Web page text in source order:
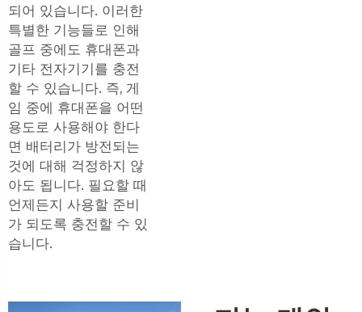
되어 있습니다. 이러한
특별한 기능들로 인해
골프 중에도 휴대폰과
기타 전자기기를 충전
할 수 있습니다. 즉, 게
임 중에 휴대폰을 어떤
용도로 사용해야 한다
면 배터리가 방전되는
것에 대해 걱정하지 않
아도 됩니다. 필요할 때
언제든지 사용할 준비
가 되도록 충전할 수 있
습니다.